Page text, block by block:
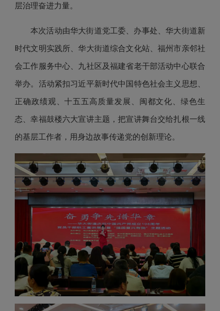
层治理奋进力量。
本次活动由华大街道党工委、办事处、华大街道新
时代文明实践所、华大街道综合文化站、福州市亲邻社
会工作服务中心、九社区及福建省老干部活动中心联合
举办。活动紧扣习近平新时代中国特色社会主义思想、
正确政绩观、十五五高质量发展、闽都文化、绿色生
态、幸福鼓楼六大宣讲主题，把宣讲舞台交给扎根一线
的基层工作者，用身边故事传递党的创新理论。